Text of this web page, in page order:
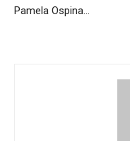
Pamela Ospina…